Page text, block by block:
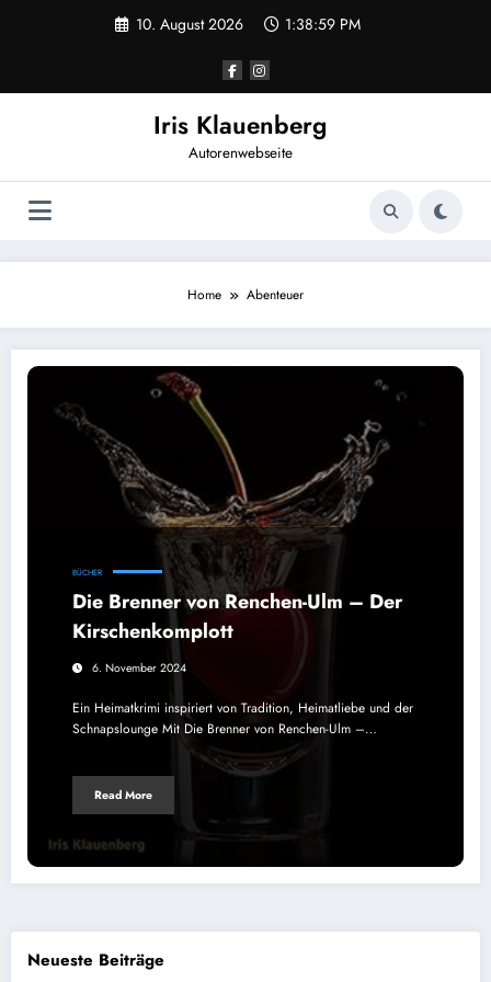
10. August 2026 1:38:59 PM
Iris Klauenberg
Autorenwebseite
Home Abenteuer
Die Brenner von Renchen-Ulm – Der Kirschenkomplott
BÜCHER
Die Brenner von Renchen-Ulm – Der
Kirschenkomplott
6. November 2024
Ein Heimatkrimi inspiriert von Tradition, Heimatliebe und der
Schnapslounge Mit Die Brenner von Renchen-Ulm –…
Read More
Neueste Beiträge